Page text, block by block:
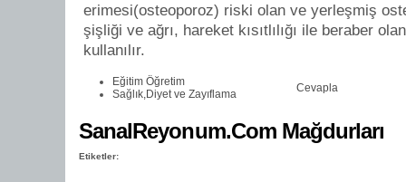
erimesi(osteoporoz) riski olan ve yerleşmiş
şişliği ve ağrı, hareket kısıtlılığı ile beraber
kullanılır.
Eğitim Öğretim
Sağlık,Diyet ve Zayıflama
Cevapla
SanalReyonum.Com Mağdurları
Etiketler: